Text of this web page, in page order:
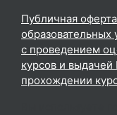
Публичная
образовательных
с проведением
курсов и
прохождении